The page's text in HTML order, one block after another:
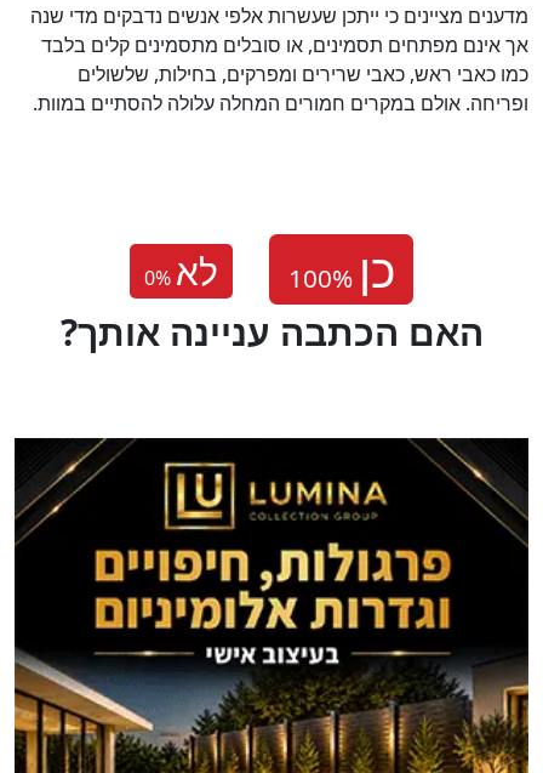
מדענים מציינים כי ייתכן שעשרות אלפי אנשים נדבקים מדי שנה
אך אינם מפתחים תסמינים, או סובלים מתסמינים קלים בלבד
כמו כאבי ראש, כאבי שרירים ומפרקים, בחילות, שלשולים
ופריחה. אולם במקרים חמורים המחלה עלולה להסתיים במוות.
0% לא
?האם הכתבה עניינה אותך